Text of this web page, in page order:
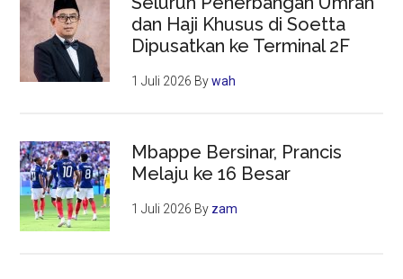
dan Haji Khusus di Soetta
Dipusatkan ke Terminal 2F
1 Juli 2026 Bywah
Mbappe Bersinar, Prancis
Melaju ke 16 Besar
1 Juli 2026 By zam